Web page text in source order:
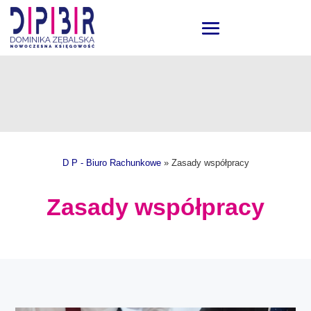
D P - Biuro Rachunkowe» Zasady współpracy
Zasady współpracy